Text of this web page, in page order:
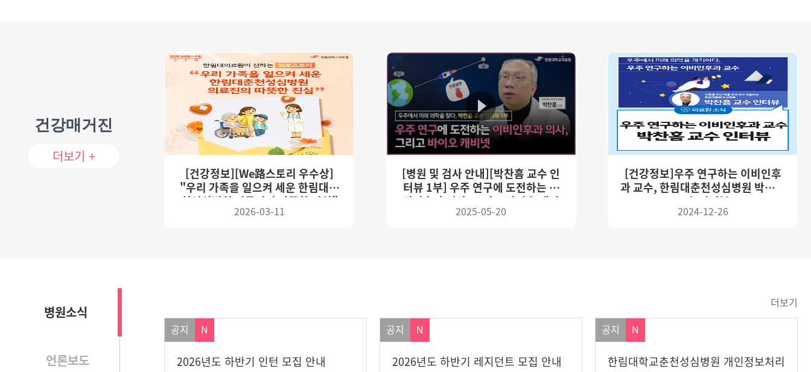
건강매거진
더보기 +
[건강정보][We路스토리 우수상]
"우리 가족을 일으켜 세운 한림대춘
2026-03-11
[병원 및 검사 안내][박찬흠 교수 인
터뷰 1부] 우주 연구에 도전하는 이
넷
2025-05-20
[건강정보]우주 연구하는 이비인후
과 교수, 한림대춘천성심병원 박찬흠
2024-12-26
병원소식
언론보도
더보기
공지 N
2026년도 하반기 인턴 모집 안내
공지 N
2026년도 하반기 레지던트 모집 안내
공지 N
한림대학교춘천성심병원 개인정보처리